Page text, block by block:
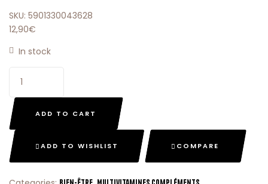
SKU: 5901330043628
12,90€
In stock
ADD TO CART
ADD TO WISHLIST COMPARE